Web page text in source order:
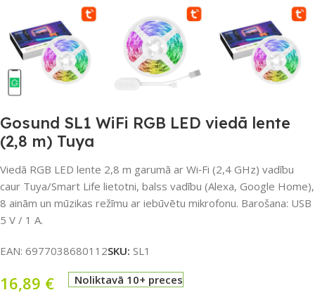
Gosund SL1 WiFi RGB LED viedā lente
(2,8 m) Tuya
Viedā RGB LED lente 2,8 m garumā ar Wi‑Fi (2,4 GHz) vadību
caur Tuya/Smart Life lietotni, balss vadību (Alexa, Google Home),
8 ainām un mūzikas režīmu ar iebūvētu mikrofonu. Barošana: USB
5 V / 1 A.
EAN: 6977038680112SKU: SL1
16,89 € Noliktavā 10+ preces